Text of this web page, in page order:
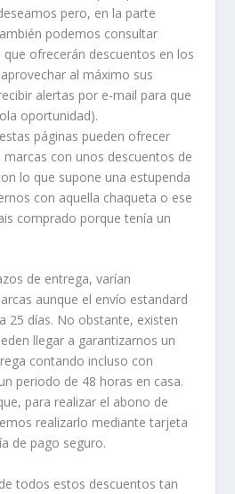
pero, en la parte
podemos consultar
ofrecerán descuentos en los
al máximo sus
alertas por e-mail para que
oportunidad).
páginas pueden ofrecer
con unos descuentos de
lo que supone una estupenda
con aquella chaqueta o ese
comprado porque tenía un
de entrega, varían
aunque el envío estandard
25 días. No obstante, existen
llegar a garantizarnos un
contando incluso con
periodo de 48 horas en casa.
para realizar el abono de
realizarlo mediante tarjeta
de pago seguro.
todos estos descuentos tan